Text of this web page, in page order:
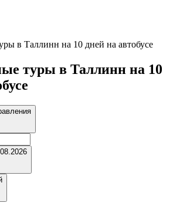
туры в Таллинн на 10